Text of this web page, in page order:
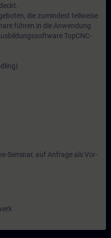
die zumindest teilweise
führen in die Anwendung
TopCNC-
Seminar, auf Anfrage als Vor-